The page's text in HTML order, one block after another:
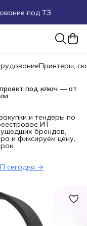
под ТЗ
в чат
и под заказ
Принтеры,
под ключ — от
и тендеры по
ИТ-
брендов,
и фиксируем цену,
сегодня →